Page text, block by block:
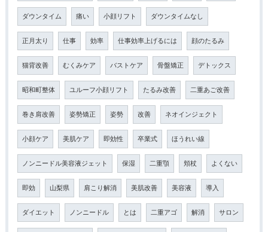
ダウンタイム 痛い 小顔リフト ダウンタイムなし
正月太り 仕事 効率 仕事効率上げるには 顔のたるみ
猫背改善 むくみケア バストケア 骨盤矯正 デトックス
昭和町整体 ユルーフ小顔リフト たるみ改善 二重あご改善
巻き肩改善 姿勢矯正 姿勢 改善 ネオインジェクト
小顔ケア 美肌ケア 即効性 卒業式 ほうれい線
ノンニードル美容液ジェット 保湿 二重顎 頬杖 よくない
即効 山梨県 肩こり解消 美肌改善 美容液 導入
ダイエット ノンニードル とは 二重アゴ 解消 サロン